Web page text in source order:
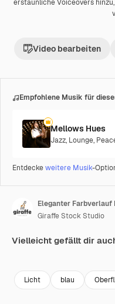
erstaunliche Voiceovers
Video bearbeiten
Empfohlene Musik für
Mellows Hues
Jazz, Lounge,
Entdeckeweitere Musik-
Eleganter Farbverlauf
Giraffe Stock Studio
Vielleicht gefällt dir
Licht blau